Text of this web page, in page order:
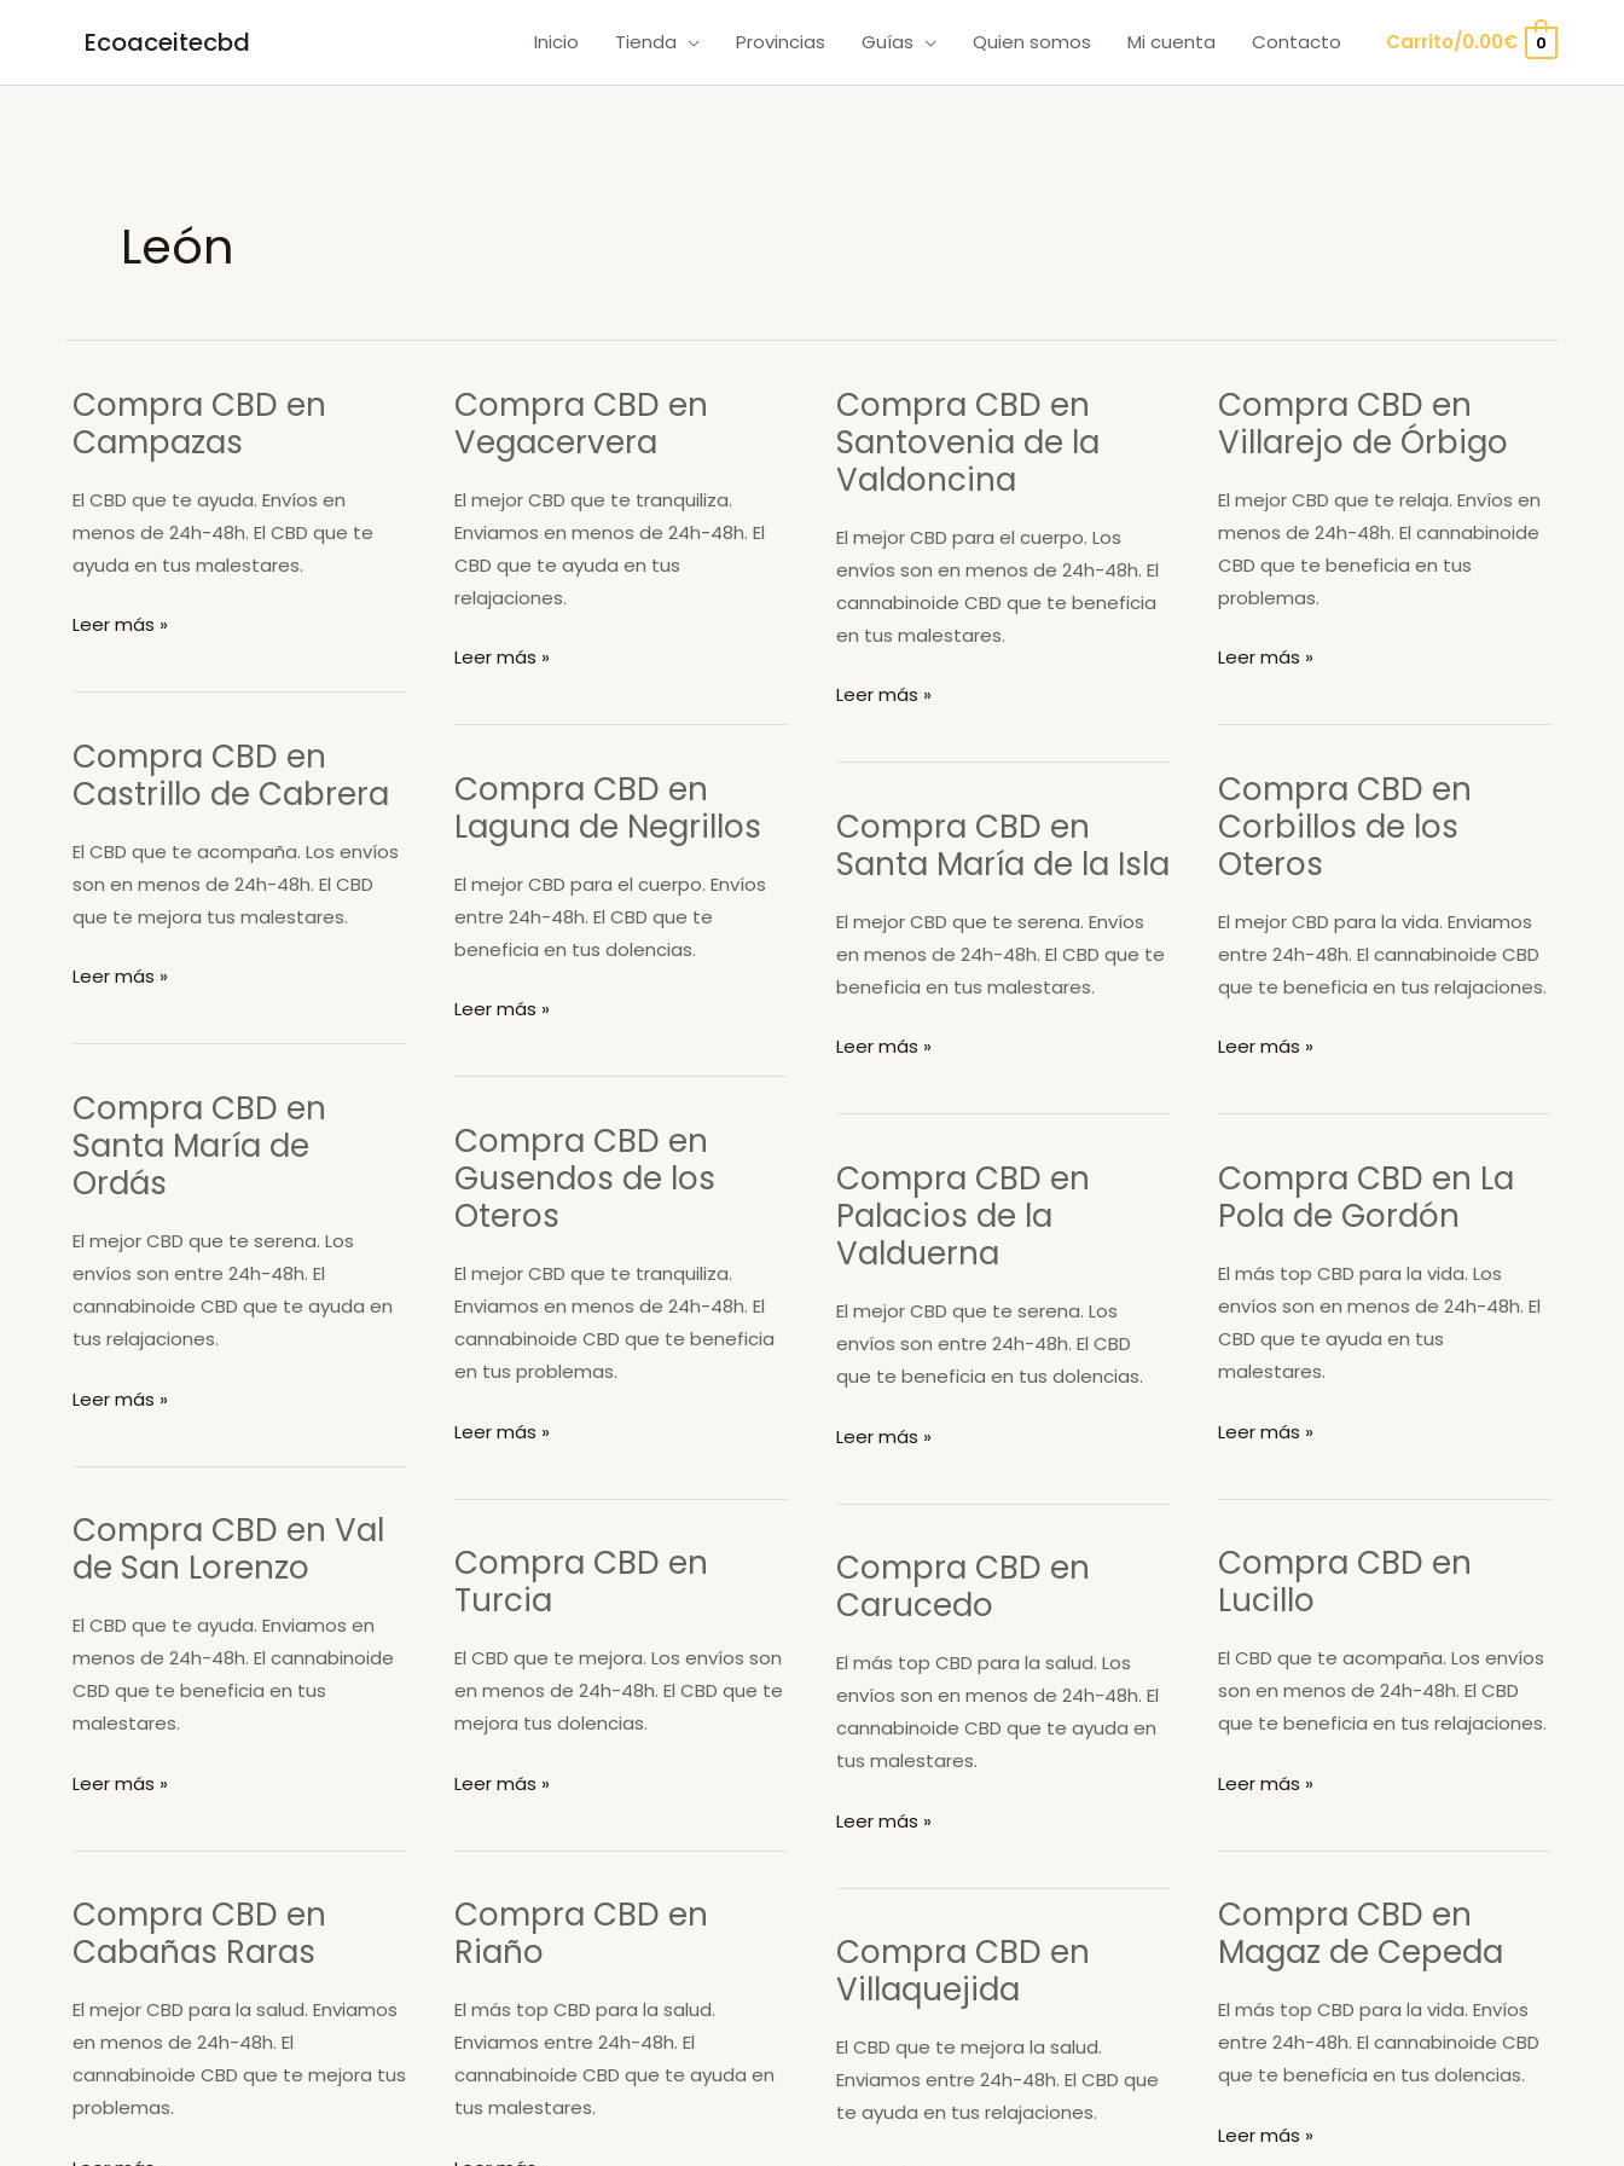
contenido
Ecoaceitecbd Inicio Tienda Provincias Guías Quien somos Mi cuenta Contacto Carrito/0.00€ 0
León
Compra CBD en
Campazas
El CBD que te ayuda. Envíos en
menos de 24h-48h. El CBD que te
ayuda en tus malestares.
Compra
en
Leer más »
Compra CBD en
Vegacervera
El mejor CBD que te tranquiliza.
Enviamos en menos de 24h-48h. El
CBD que te ayuda en tus
relajaciones.
Compra
en
Leer más »
Compra CBD en
Santovenia de la
Valdoncina
El mejor CBD para el cuerpo. Los
envíos son en menos de 24h-48h. El
cannabinoide CBD que te beneficia
en tus malestares.
Compra
en
de
la
Leer más »
Compra CBD en
Villarejo de Órbigo
El mejor CBD que te relaja. Envíos en
menos de 24h-48h. El cannabinoide
CBD que te beneficia en tus
problemas.
Compra
en
de
Órbigo
Leer más »
Compra CBD en
Castrillo de Cabrera
El CBD que te acompaña. Los envíos
son en menos de 24h-48h. El CBD
que te mejora tus malestares.
Compra
en
de
Cabrera
Leer más »
Compra CBD en
Laguna de Negrillos
El mejor CBD para el cuerpo. Envíos
entre 24h-48h. El CBD que te
beneficia en tus dolencias.
Compra
en
de
Negrillos
Leer más »
Compra CBD en
Corbillos de los
Oteros
El mejor CBD para la vida. Enviamos
entre 24h-48h. El cannabinoide CBD
que te beneficia en tus relajaciones.
Compra
en
de
los
Leer más »
Compra CBD en
Santa María de la Isla
El mejor CBD que te serena. Envíos
en menos de 24h-48h. El CBD que te
beneficia en tus malestares.
Compra
en
María
de
la
Leer más »
Compra CBD en
Santa María de
Ordás
El mejor CBD que te serena. Los
envíos son entre 24h-48h. El
cannabinoide CBD que te ayuda en
tus relajaciones.
Compra
en
María
de
Leer más »
Compra CBD en
Gusendos de los
Oteros
El mejor CBD que te tranquiliza.
Enviamos en menos de 24h-48h. El
cannabinoide CBD que te beneficia
en tus problemas.
Compra
en
de
los
Leer más »
Compra CBD en
Palacios de la
Valduerna
El mejor CBD que te serena. Los
envíos son entre 24h-48h. El CBD
que te beneficia en tus dolencias.
Compra
en
de
la
Leer más »
Compra CBD en La
Pola de Gordón
El más top CBD para la vida. Los
envíos son en menos de 24h-48h. El
CBD que te ayuda en tus
malestares.
Compra
en
Pola
de
Leer más »
Compra CBD en Val
de San Lorenzo
El CBD que te ayuda. Enviamos en
menos de 24h-48h. El cannabinoide
CBD que te beneficia en tus
malestares.
Compra
en
de
San
Leer más »
Compra CBD en
Turcia
El CBD que te mejora. Los envíos son
en menos de 24h-48h. El CBD que te
mejora tus dolencias.
Compra
en
Leer más »
Compra CBD en
Lucillo
El CBD que te acompaña. Los envíos
son en menos de 24h-48h. El CBD
que te beneficia en tus relajaciones.
Compra
en
Leer más »
Compra CBD en
Carucedo
El más top CBD para la salud. Los
envíos son en menos de 24h-48h. El
cannabinoide CBD que te ayuda en
tus malestares.
Compra
en
Leer más »
Compra CBD en
Cabañas Raras
El mejor CBD para la salud. Enviamos
en menos de 24h-48h. El
cannabinoide CBD que te mejora tus
problemas.
Compra CBD en
Riaño
El más top CBD para la salud.
Enviamos entre 24h-48h. El
cannabinoide CBD que te ayuda en
tus malestares.
Compra CBD en
Magaz de Cepeda
El más top CBD para la vida. Envíos
entre 24h-48h. El cannabinoide CBD
que te beneficia en tus dolencias.
Compra
Leer más »
Compra CBD en
Villaquejida
El CBD que te mejora la salud.
Enviamos entre 24h-48h. El CBD que
te ayuda en tus relajaciones.